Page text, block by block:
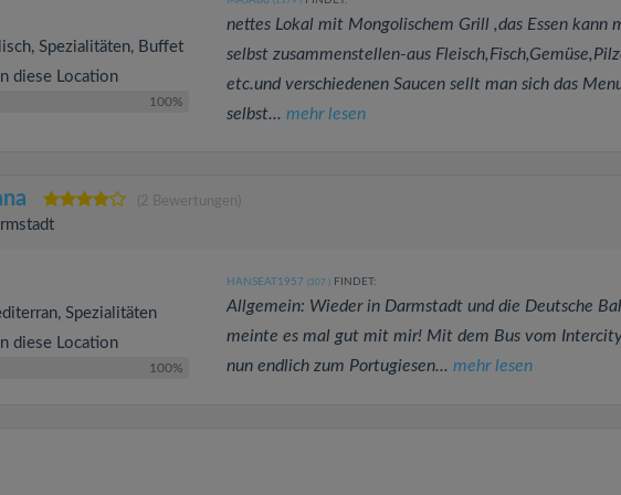
Spezialitäten, Buffet
diese Location
100%
nettes Lokal mit Mongolischem Grill ,das Essen kann
selbst zusammenstellen-aus
etc.und verschiedenen Saucen sellt man sich das
selbst... mehr lesen
(2 Bewertungen)
Spezialitäten
diese Location
100%
HANSEAT1957 (307 )FINDET:
Allgemein: Wieder in Darmstadt und die Deutsche
meinte es mal gut mit mir! Mit dem Bus vom
nun endlich zum Portugiesen... mehr lesen